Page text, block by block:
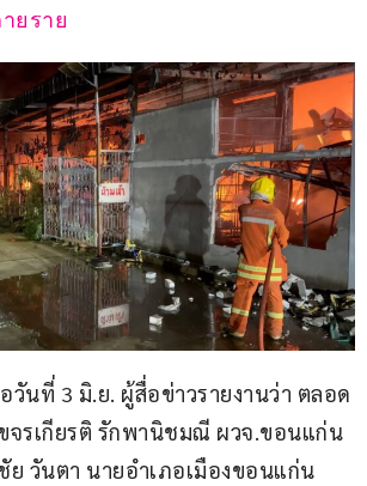
ยราย
อวันที่ 3 มิ.ย. ผู้สื่อข่าวรายงานว่า ตลอด
จรเกียรติ รักพานิชมณี ผวจ.ขอนแก่น
วันตา นายอำเภอเมืองขอนแก่น